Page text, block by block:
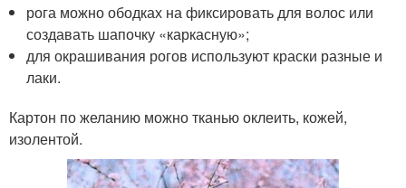
рога можно ободках на фиксировать для волос или
создавать шапочку «каркасную»;
для окрашивания рогов используют краски разные и
лаки.
Картон по желанию можно тканью оклеить, кожей,
изолентой.